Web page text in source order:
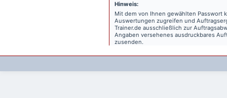
Hinweis:
Mit dem von Ihnen gewählten Passwort
Auswertungen zugreifen und
Trainer.de ausschließlich zur
Angaben versehenes ausdruckbares
zusenden.